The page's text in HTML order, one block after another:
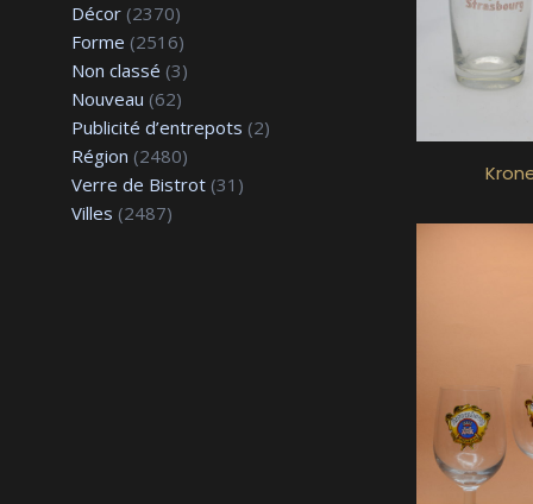
Décor (2370)
Forme (2516)
Non classé (3)
Nouveau (62)
Publicité d’entrepots (2)
Région (2480)
Verre de Bistrot (31)
Villes (2487)